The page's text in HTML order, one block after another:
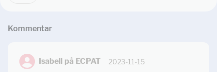
Kommentar
Isabell på ECPAT 2023-11-15